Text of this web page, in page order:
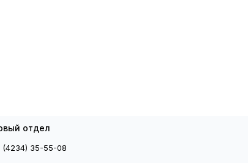
отдел
(4234) 35-55-08